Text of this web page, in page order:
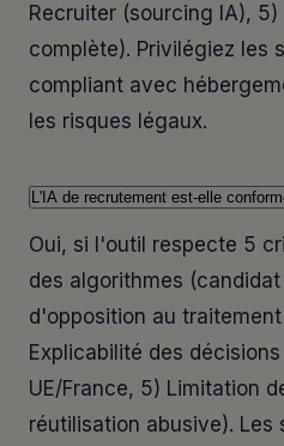
Recruiter (sourcing IA),
complète). Privilégiez les
compliant avec
les risques légaux.
L'IA de recrutement est-elle
Oui, si l'outil respecte 5
des algorithmes
d'opposition au
Explicabilité des
UE/France, 5) Limitation
réutilisation abusive). Les